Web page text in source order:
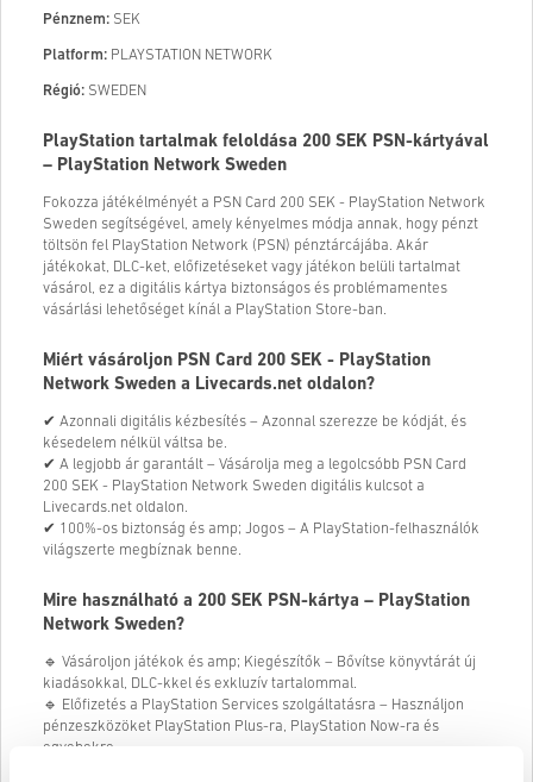
Pénznem: SEK
Platform: PLAYSTATION NETWORK
Régió: SWEDEN
PlayStation tartalmak feloldása 200 SEK PSN-kártyával
– PlayStation Network Sweden
Fokozza játékélményét a PSN Card 200 SEK - PlayStation Network
Sweden segítségével, amely kényelmes módja annak, hogy pénzt
töltsön fel PlayStation Network (PSN) pénztárcájába. Akár
játékokat, DLC-ket, előfizetéseket vagy játékon belüli tartalmat
vásárol, ez a digitális kártya biztonságos és problémamentes
vásárlási lehetőséget kínál a PlayStation Store-ban.
Miért vásároljon PSN Card 200 SEK - PlayStation
Network Sweden a Livecards.net oldalon?
✔ Azonnali digitális kézbesítés – Azonnal szerezze be kódját, és
késedelem nélkül váltsa be.
✔ A legjobb ár garantált – Vásárolja meg a legolcsóbb PSN Card
200 SEK - PlayStation Network Sweden digitális kulcsot a
Livecards.net oldalon.
✔ 100%-os biztonság és amp; Jogos – A PlayStation-felhasználók
világszerte megbíznak benne.
Mire használható a 200 SEK PSN-kártya – PlayStation
Network Sweden?
🔹 Vásároljon játékok és amp; Kiegészítők – Bővítse könyvtárát új
kiadásokkal, DLC-kkel és exkluzív tartalommal.
🔹 Előfizetés a PlayStation Services szolgáltatásra – Használjon
pénzeszközöket PlayStation Plus-ra, PlayStation Now-ra és
egyebekre.